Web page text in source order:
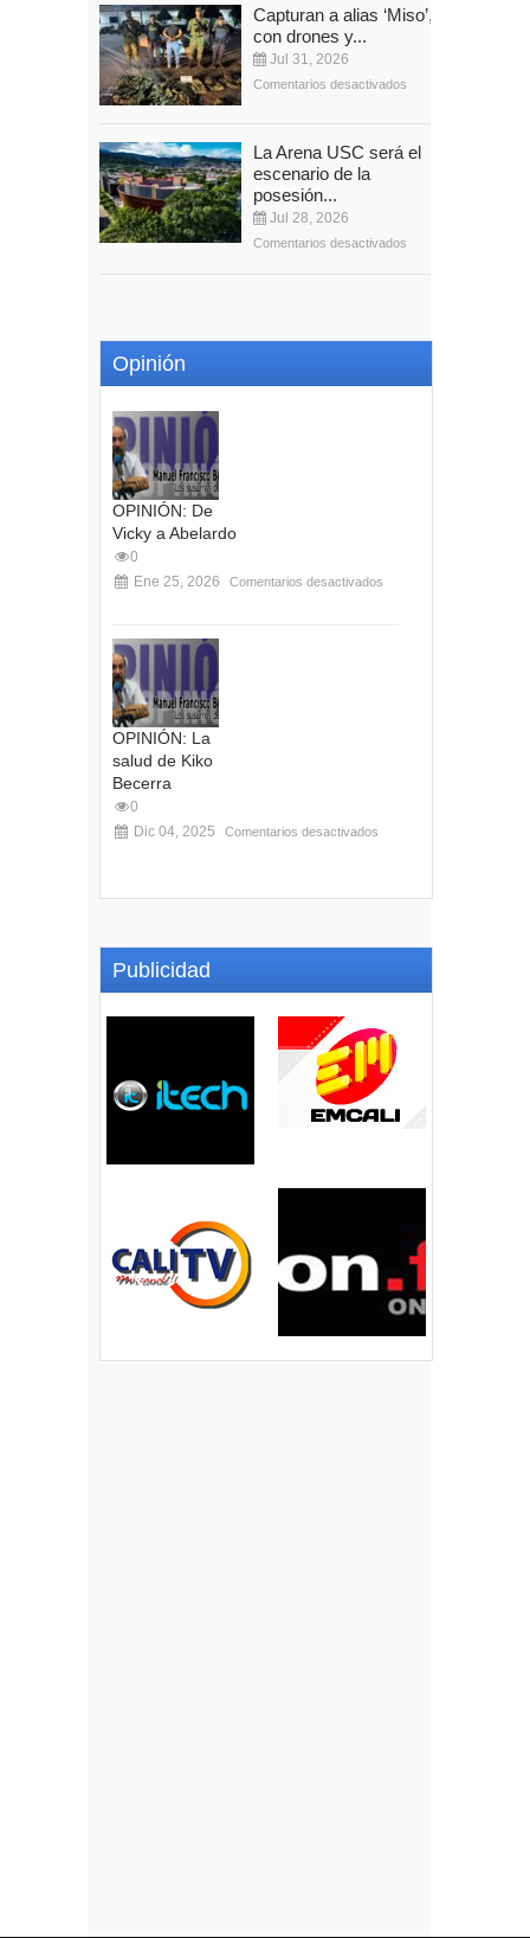
Capturan a alias ‘Miso’,
con drones y...
Jul 31, 2026
Comentarios desactivados
La Arena USC será el
escenario de la
posesión...
Jul 28, 2026
Comentarios desactivados
Opinión
OPINIÓN: De
Vicky a Abelardo
0
Ene 25, 2026
Comentarios desactivados
OPINIÓN: La
salud de Kiko
Becerra
0
Dic 04, 2025
Comentarios desactivados
Publicidad